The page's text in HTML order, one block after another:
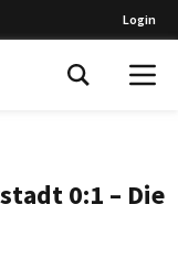
Login
0:1 – Die